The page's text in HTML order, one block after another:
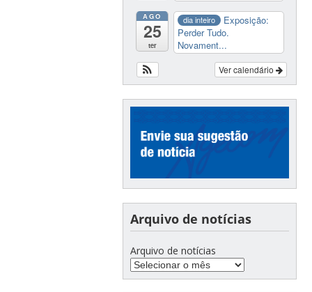
AGO
25
ter
dia inteiro
Exposição:
Perder Tudo.
Novament...
Ver calendário
Arquivo de notícias
Arquivo de notícias